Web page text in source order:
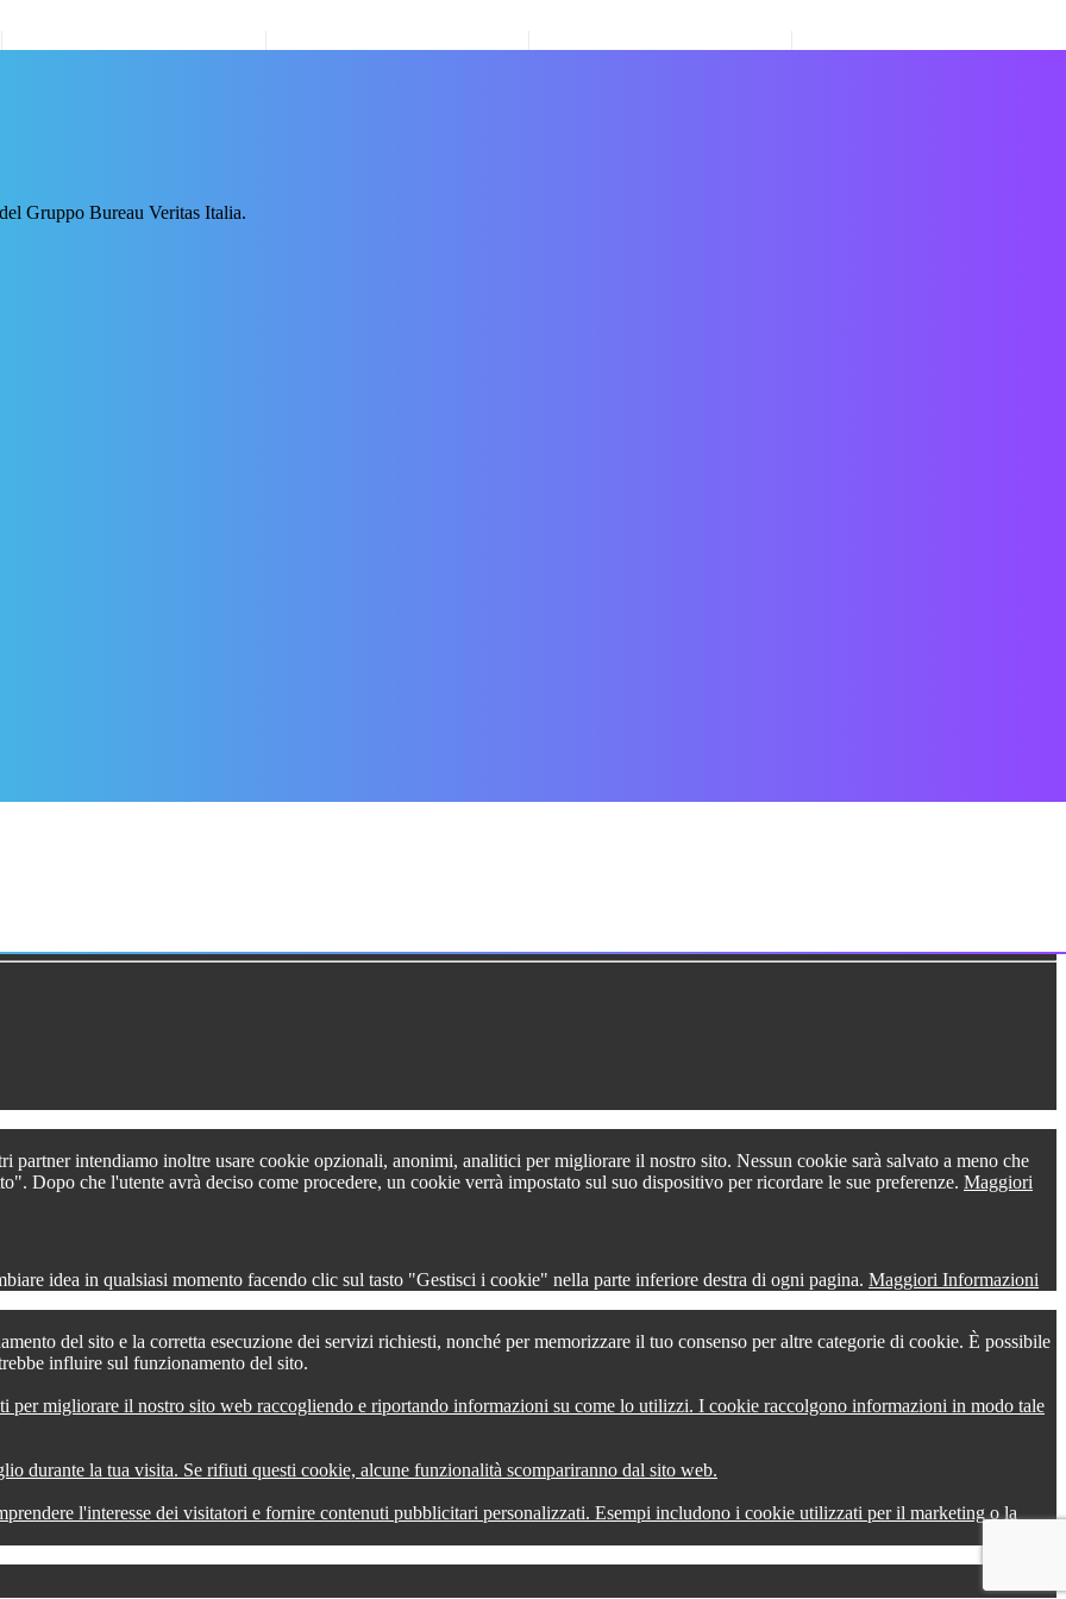
Gruppo Bureau Veritas Italia.
intendiamo inoltre usare cookie opzionali, anonimi, analitici per migliorare il nostro sito. Nessun cookie sarà salvato a meno che
Dopo che l'utente avrà deciso come procedere, un cookie verrà impostato sul suo dispositivo per ricordare le sue preferenze. Maggiori
idea in qualsiasi momento facendo clic sul tasto "Gestisci i cookie" nella parte inferiore destra di ogni pagina. Maggiori Informazioni
del sito e la corretta esecuzione dei servizi richiesti, nonché per memorizzare il tuo consenso per altre categorie di cookie. È possibile
influire sul funzionamento del sito.
per migliorare il nostro sito web raccogliendo e riportando informazioni su come lo utilizzi. I cookie raccolgono informazioni in modo tale
durante la tua visita. Se rifiuti questi cookie, alcune funzionalità scompariranno dal sito web.
l'interesse dei visitatori e fornire contenuti pubblicitari personalizzati. Esempi includono i cookie utilizzati per il marketing o la